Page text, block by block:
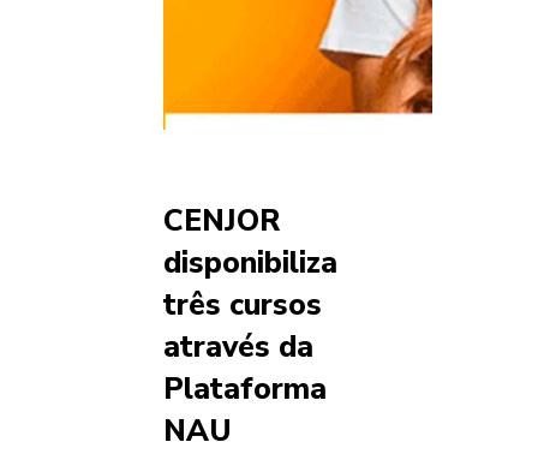
CENJOR
disponibiliza
três cursos
através da
Plataforma
NAU